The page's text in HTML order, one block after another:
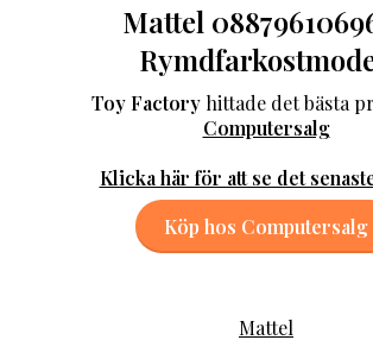
Mattel
Toy Factory hittade det bästa
Computersalg
Klicka här för att se det
Köp hos Computersalg
Mattel